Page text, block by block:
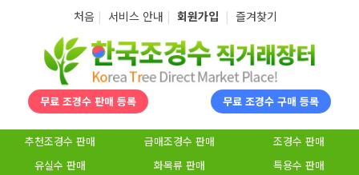
처음 | 서비스 안내 | 회원가입 | 즐겨찾기
무료 조경수 판매 등록 무료 조경수 구매 등록
추천조경수 판매 급매조경수 판매
조경수 판매
유실수 판매
화목류 판매
특용수 판매